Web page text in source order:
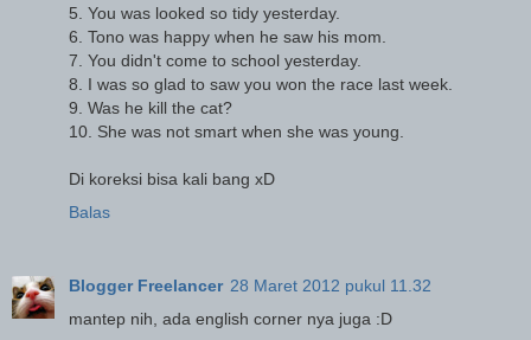
5. You was looked so tidy yesterday.
6. Tono was happy when he saw his mom.
7. You didn't come to school yesterday.
8. I was so glad to saw you won the race last week.
9. Was he kill the cat?
10. She was not smart when she was young.
Di koreksi bisa kali bang xD
Balas
Blogger Freelancer 28 Maret 2012 pukul 11.32
mantep nih, ada english corner nya juga :D